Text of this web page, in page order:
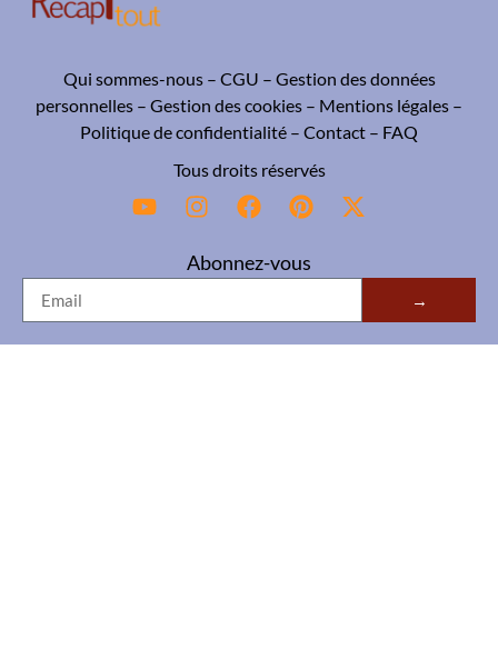
Qui sommes-nous– CGU – Gestion des données
personnelles – Gestion des cookies – Mentions légales –
Politique de confidentialité – Contact – FAQ
Tous droits réservés
Abonnez-vous
→